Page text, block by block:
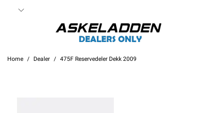
Home Dealer 475F Reservedeler Dekk 2009